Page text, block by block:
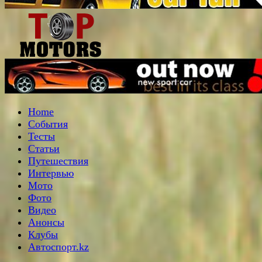
Home
События
Тесты
Статьи
Путешествия
Интервью
Мото
Фото
Видео
Анонсы
Клубы
Автоспорт.kz